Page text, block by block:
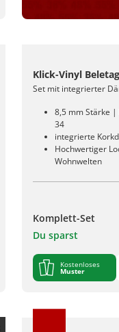
Klick-Vinyl
Set mit integrierter
8,5 mm Stärke
34
integrierte
Hochwertiger
Wohnwelten
Komplett-Set
Du sparst
Kostenloses
Muster